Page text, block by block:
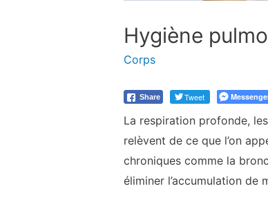
Hygiène
Corps
Share Tweet
La respiration profonde,
relèvent de ce que l’on
chroniques comme la
éliminer l’accumulation de